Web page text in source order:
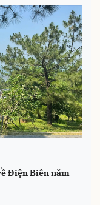
Điện Biên năm